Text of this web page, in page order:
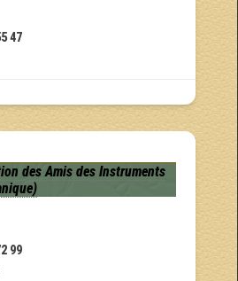
47
des Amis des Instruments
99